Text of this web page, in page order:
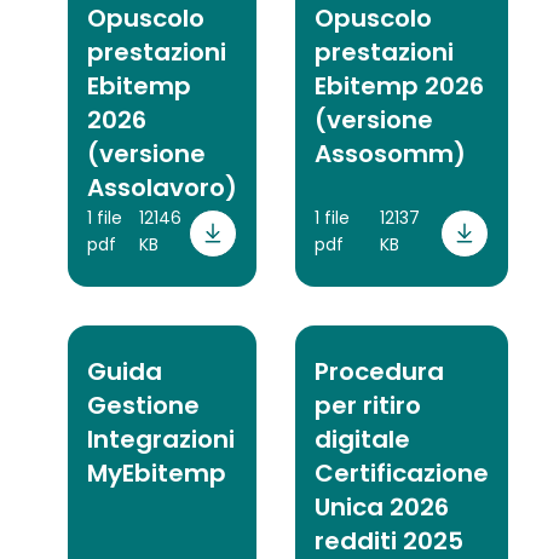
Opuscolo
prestazioni
Ebitemp
2026
(versione
Assolavoro)
1 file
pdf
12146
KB
Opuscolo
prestazioni
Ebitemp 2026
(versione
Assosomm)
1 file
pdf
12137
KB
Guida
Gestione
Integrazioni
MyEbitemp
Procedura
per ritiro
digitale
Certificazione
Unica 2026
redditi 2025